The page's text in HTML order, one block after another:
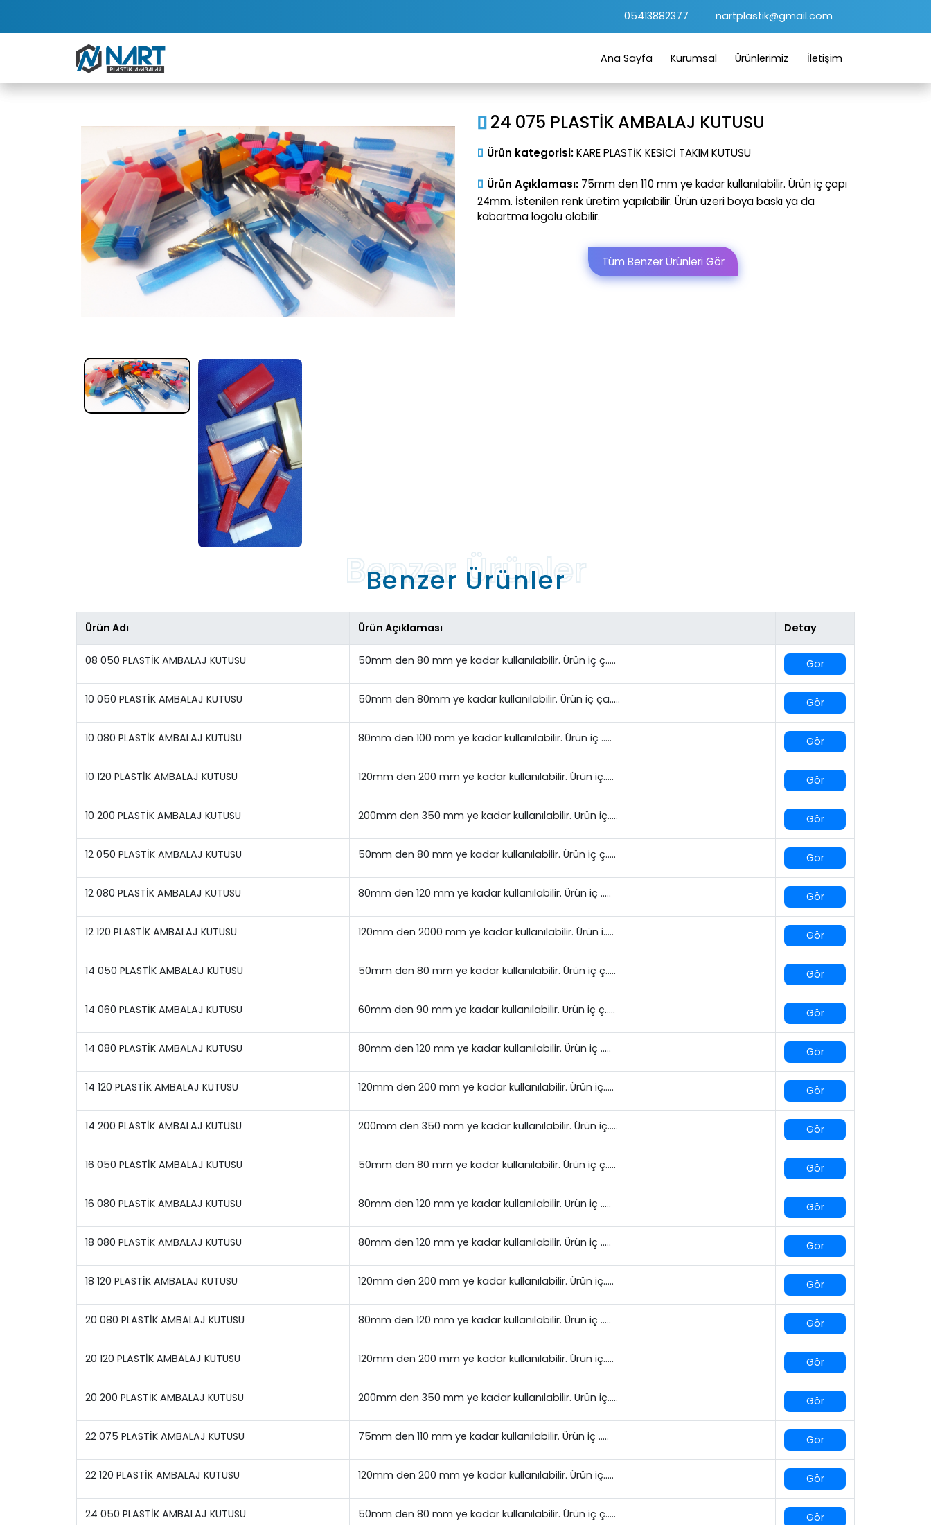
05413882377 nartplastik@gmail.com
Ana Sayfa Kurumsal Ürünlerimiz İletişim
24 075 PLASTİK AMBALAJ KUTUSU
Ürün kategorisi:KARE PLASTİK KESİCİ TAKIM KUTUSU
Ürün Açıklaması: 75mm den 110 mm ye kadar kullanılabilir. Ürün iç çapı
24mm. İstenilen renk üretim yapılabilir. Ürün üzeri boya baskı ya da
kabartma logolu olabilir.
Tüm Benzer Ürünleri Gör
Benzer Ürünler
Ürün Adı Ürün Açıklaması Detay
08 050 PLASTİK AMBALAJ KUTUSU 50mm den 80 mm ye kadar kullanılabilir. Ürün iç ç….. Gör
10 050 PLASTİK AMBALAJ KUTUSU 50mm den 80mm ye kadar kullanılabilir. Ürün iç ça….. Gör
10 080 PLASTİK AMBALAJ KUTUSU 80mm den 100 mm ye kadar kullanılabilir. Ürün iç ….. Gör
10 120 PLASTİK AMBALAJ KUTUSU 120mm den 200 mm ye kadar kullanılabilir. Ürün iç….. Gör
10 200 PLASTİK AMBALAJ KUTUSU 200mm den 350 mm ye kadar kullanılabilir. Ürün iç….. Gör
12 050 PLASTİK AMBALAJ KUTUSU 50mm den 80 mm ye kadar kullanılabilir. Ürün iç ç….. Gör
12 080 PLASTİK AMBALAJ KUTUSU 80mm den 120 mm ye kadar kullanılabilir. Ürün iç ….. Gör
12 120 PLASTİK AMBALAJ KUTUSU 120mm den 2000 mm ye kadar kullanılabilir. Ürün i….. Gör
14 050 PLASTİK AMBALAJ KUTUSU 50mm den 80 mm ye kadar kullanılabilir. Ürün iç ç….. Gör
14 060 PLASTİK AMBALAJ KUTUSU 60mm den 90 mm ye kadar kullanılabilir. Ürün iç ç….. Gör
14 080 PLASTİK AMBALAJ KUTUSU 80mm den 120 mm ye kadar kullanılabilir. Ürün iç ….. Gör
14 120 PLASTİK AMBALAJ KUTUSU 120mm den 200 mm ye kadar kullanılabilir. Ürün iç….. Gör
14 200 PLASTİK AMBALAJ KUTUSU 200mm den 350 mm ye kadar kullanılabilir. Ürün iç….. Gör
16 050 PLASTİK AMBALAJ KUTUSU 50mm den 80 mm ye kadar kullanılabilir. Ürün iç ç….. Gör
16 080 PLASTİK AMBALAJ KUTUSU 80mm den 120 mm ye kadar kullanılabilir. Ürün iç ….. Gör
18 080 PLASTİK AMBALAJ KUTUSU 80mm den 120 mm ye kadar kullanılabilir. Ürün iç ….. Gör
18 120 PLASTİK AMBALAJ KUTUSU 120mm den 200 mm ye kadar kullanılabilir. Ürün iç….. Gör
20 080 PLASTİK AMBALAJ KUTUSU 80mm den 120 mm ye kadar kullanılabilir. Ürün iç ….. Gör
20 120 PLASTİK AMBALAJ KUTUSU 120mm den 200 mm ye kadar kullanılabilir. Ürün iç….. Gör
20 200 PLASTİK AMBALAJ KUTUSU 200mm den 350 mm ye kadar kullanılabilir. Ürün iç….. Gör
22 075 PLASTİK AMBALAJ KUTUSU 75mm den 110 mm ye kadar kullanılabilir. Ürün iç ….. Gör
22 120 PLASTİK AMBALAJ KUTUSU 120mm den 200 mm ye kadar kullanılabilir. Ürün iç….. Gör
24 050 PLASTİK AMBALAJ KUTUSU 50mm den 80 mm ye kadar kullanılabilir. Ürün iç ç….. Gör